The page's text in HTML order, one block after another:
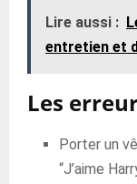
Lire aussi :
entretien et
Les
Porter un
“J’aime